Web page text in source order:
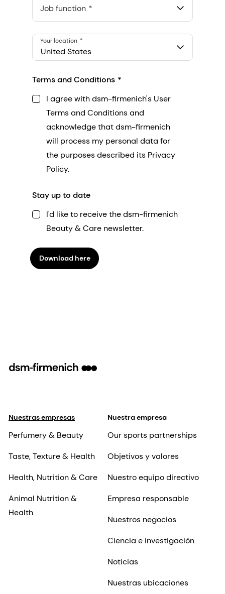
548 Market St Pmb 90375, San Francisco, California, US
Job function
United States
Your location
Terms and Conditions
I agree with dsm-firmenich's User
Terms and Conditions and
acknowledge that dsm-firmenich
will process my personal data for
the purposes described its Privacy
Policy.
Stay up to date
I'd like to receive the dsm-firmenich
Beauty & Care newsletter.
Download here
Nuestras empresas
Perfumery & Beauty
Taste, Texture & Health
Health, Nutrition & Care
Animal Nutrition &
Health
Nuestra empresa
Our sports partnerships
Objetivos y valores
Nuestro equipo directivo
Empresa responsable
Nuestros negocios
Ciencia e investigación
Noticias
Nuestras ubicaciones